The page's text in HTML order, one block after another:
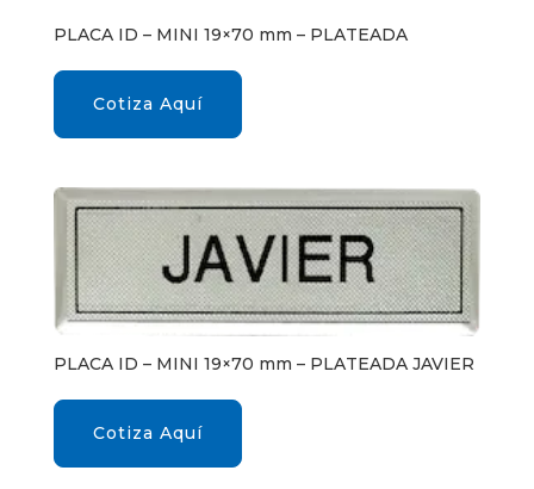
PLACA ID – MINI 19×70 mm – PLATEADA
Cotiza Aquí
PLACA ID – MINI 19×70 mm – PLATEADA JAVIER
Cotiza Aquí